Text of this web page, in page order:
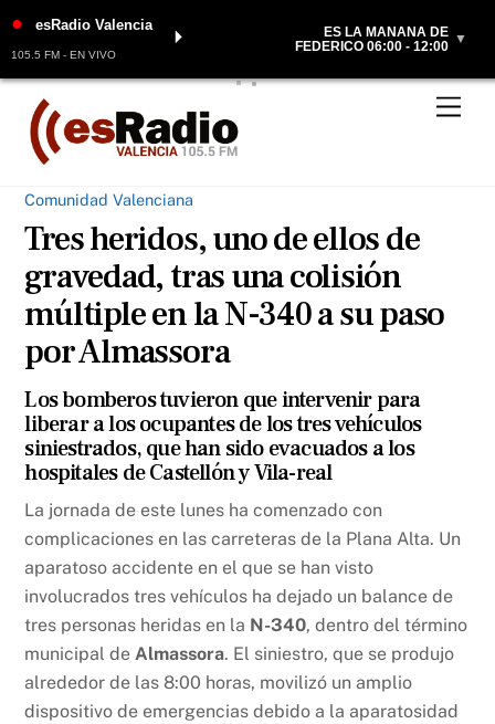
Skip
content
● esRadio Valencia
105.5 FM - EN VIVO
⏵
ES LA MAÑANA DE
FEDERICO 06:00 - 12:00 ▼
Comunidad Valenciana
Tres heridos, uno de ellos de
gravedad, tras una colisión
múltiple en la N-340 a su paso
por Almassora
Los bomberos tuvieron que intervenir para
liberar a los ocupantes de los tres vehículos
siniestrados, que han sido evacuados a los
hospitales de Castellón y Vila-real
La jornada de este lunes ha comenzado con
complicaciones en las carreteras de la Plana Alta. Un
aparatoso accidente en el que se han visto
involucrados tres vehículos ha dejado un balance de
tres personas heridas en la N-340, dentro del término
municipal de Almassora. El siniestro, que se produjo
alrededor de las 8:00 horas, movilizó un amplio
dispositivo de emergencias debido a la aparatosidad